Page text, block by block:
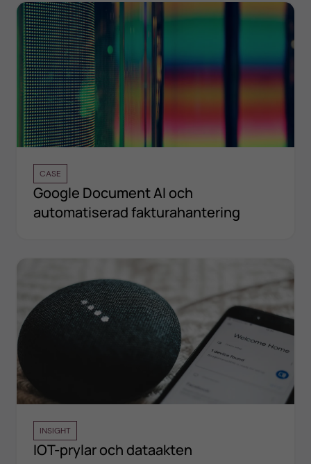
CASE
Google Document AI och
automatiserad fakturahantering
INSIGHT
IOT-prylar och dataakten